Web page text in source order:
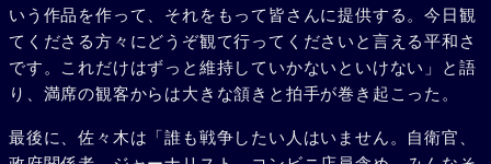
いう作品を作って、それをもって皆さんに提供する。今日観
てくださる方々にどうぞ観て行ってくださいと言える平和さ
です。これだけはずっと維持していかないといけない」と語
り、満席の観客からは大きな頷きと拍手が巻き起こった。
最後に、佐々木は「誰も戦争したい人はいません。自衛官、